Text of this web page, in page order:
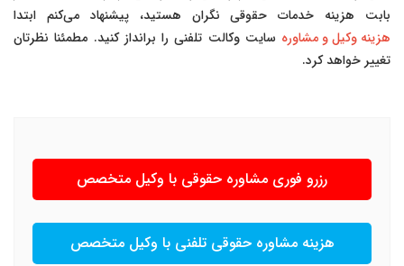
بابت هزینه خدمات حقوقی نگران هستید، پیشنهاد می‌کنم ابتدا
هزینه وکیل و مشاوره سایت وکالت تلفنی را برانداز کنید. مطمئنا نظرتان
تغییر خواهد کرد.
رزرو فوری مشاوره حقوقی با وکیل متخصص
هزینه مشاوره حقوقی تلفنی با وکیل متخصص